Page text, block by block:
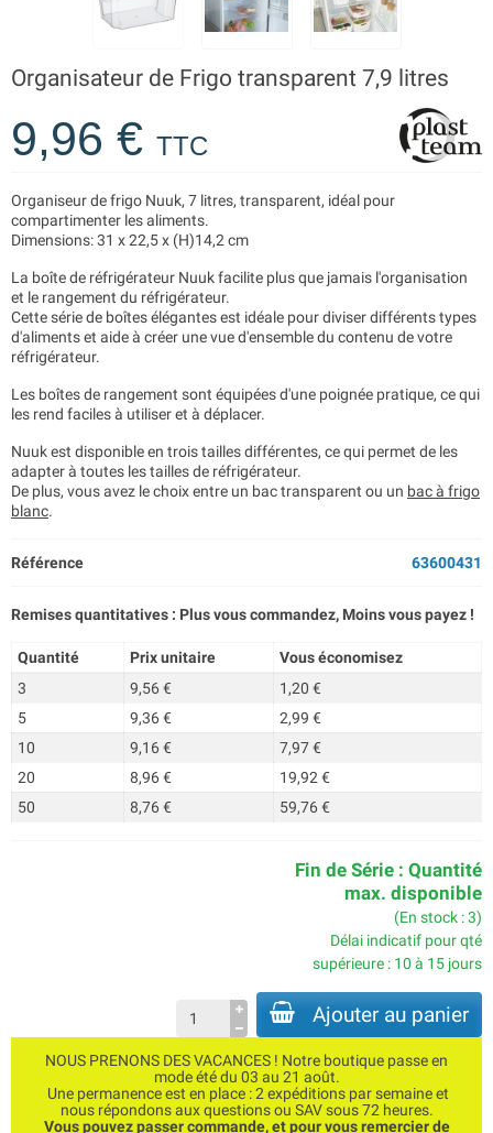
Organisateur de Frigo transparent 7,9 litres
9,96 € TTC
Organiseur de frigo Nuuk, 7 litres, transparent, idéal pour
compartimenter les aliments.
Dimensions: 31 x 22,5 x (H)14,2 cm
La boîte de réfrigérateur Nuuk facilite plus que jamais l'organisation
et le rangement du réfrigérateur.
Cette série de boîtes élégantes est idéale pour diviser différents types
d'aliments et aide à créer une vue d'ensemble du contenu de votre
réfrigérateur.
Les boîtes de rangement sont équipées d'une poignée pratique, ce qui
les rend faciles à utiliser et à déplacer.
Nuuk est disponible en trois tailles différentes, ce qui permet de les
adapter à toutes les tailles de réfrigérateur.​
De plus, vous avez le choix entre un bac transparent ou un bac à frigo
blanc.
Référence 63600431
Remises quantitatives : Plus vous commandez, Moins vous payez !
Quantité Prix unitaire
Vous économisez
3
9,56 €
1,20 €
5
9,36 €
2,99 €
10
9,16 €
7,97 €
20
8,96 €
19,92 €
50
8,76 € 59,76 €
Fin de Série : Quantité
max. disponible
(En stock : 3)
Délai indicatif pour qté
supérieure : 10 à 15 jours
Ajouter au panier
NOUS PRENONS DES VACANCES ! Notre boutique passe en
mode été du 03 au 21 août.
Une permanence est en place : 2 expéditions par semaine et
nous répondons aux questions ou SAV sous 72 heures.
Vous pouvez passer commande, et pour vous remercier de